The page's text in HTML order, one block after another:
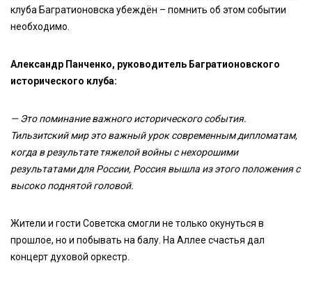
клуба Багратионовска убеждён – помнить об этом событии
необходимо.
Александр Панченко, руководитель Багратионовского
исторического клуба:
— Это поминание важного исторического события.
Тильзитский мир это важный урок современным дипломатам,
когда в результате тяжелой войны с нехорошими
результатами для России, Россия вышла из этого положения с
высоко поднятой головой.
Жители и гости Советска смогли не только окунуться в
прошлое, но и побывать на балу. На Аллее счастья дал
концерт духовой оркестр.